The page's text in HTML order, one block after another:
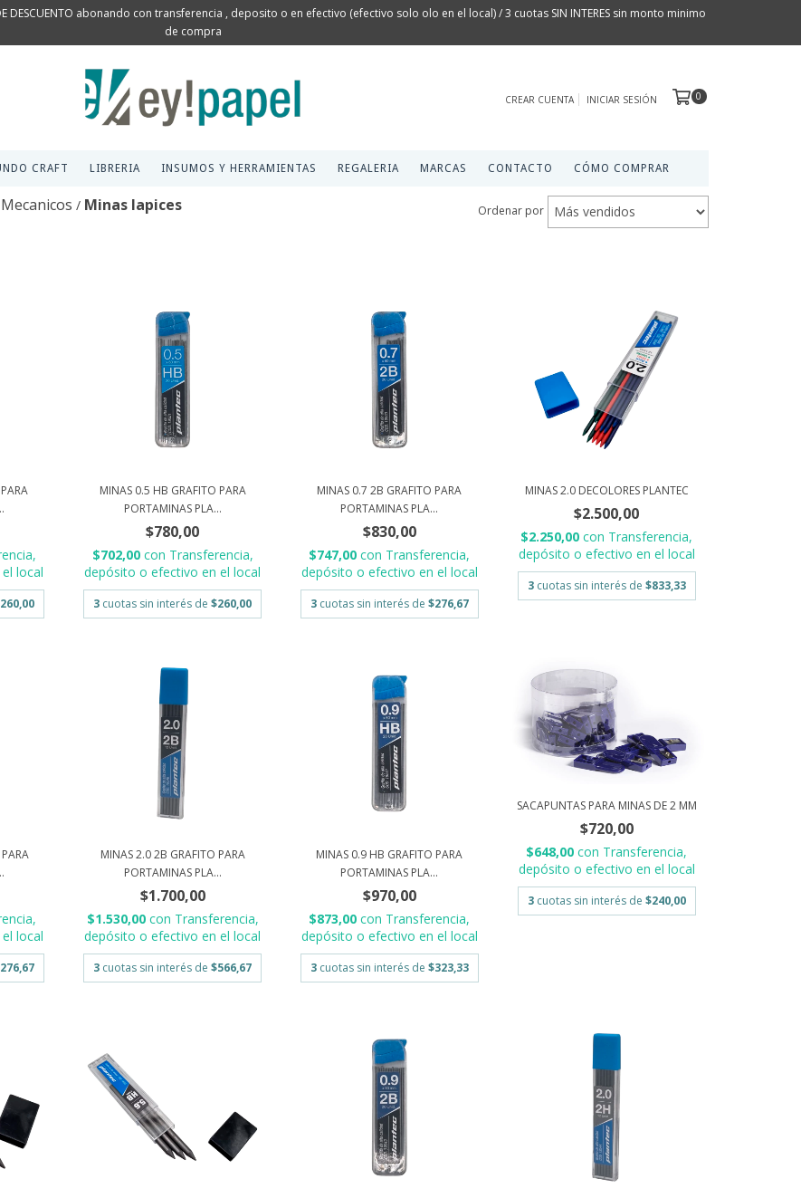
abonando con transferencia , deposito o en efectivo (efectivo solo olo en el local) / 3 cuotas SIN INTERES sin monto minimo
de compra
CREAR CUENTA INICIAR SESIÓN 0
CRAFT LIBRERIA INSUMOS Y HERRAMIENTAS REGALERIA MARCAS CONTACTO CÓMO COMPRAR
/ Minas lapices Ordenar por
local
MINAS 0.5 HB GRAFITO PARA
PORTAMINAS PLA...
$780,00
$702,00 con Transferencia,
depósito o efectivo en el local
3 cuotas sin interés de$260,00
MINAS 0.7 2B GRAFITO PARA
PORTAMINAS PLA...
$830,00
$747,00con Transferencia,
depósito o efectivo en el local
3 cuotas sin interés de $276,67
MINAS 2.0 DECOLORES PLANTEC
$2.500,00
$2.250,00con Transferencia,
depósito o efectivo en el local
3 cuotas sin interés de $833,33
local
MINAS 2.0 2B GRAFITO PARA
PORTAMINAS PLA...
$1.700,00
$1.530,00 con Transferencia,
depósito o efectivo en el local
3 cuotas sin interés de$566,67
MINAS 0.9 HB GRAFITO PARA
PORTAMINAS PLA...
$970,00
$873,00con Transferencia,
depósito o efectivo en el local
3 cuotas sin interés de $323,33
SACAPUNTAS PARA MINAS DE 2 MM
$720,00
$648,00con Transferencia,
depósito o efectivo en el local
3 cuotas sin interés de $240,00